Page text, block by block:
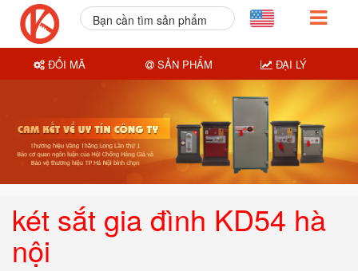
két sắt gia đình KD54 hà
nội
Bạn cần tìm sản phẩm
ĐỔI MÃ SẢN PHẨM ĐẠI LÝ